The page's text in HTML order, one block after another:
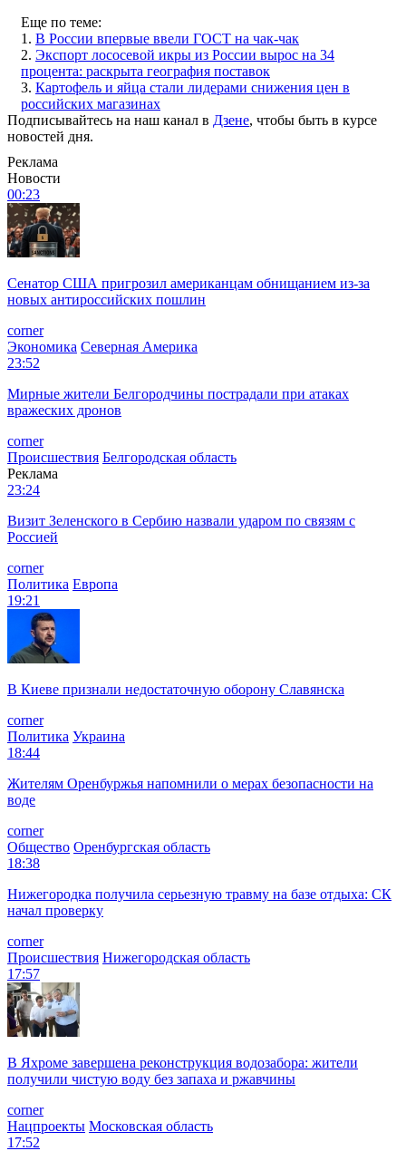
Еще по теме:
1. В России впервые ввели ГОСТ на чак-чак
2. Экспорт лососевой икры из России вырос на 34
процента: раскрыта география поставок
3. Картофель и яйца стали лидерами снижения цен в
российских магазинах
Подписывайтесь на наш канал в Дзене, чтобы быть в курсе
новостей дня.
Реклама
Новости
00:23
Сенатор США пригрозил американцам обнищанием из-за
новых антироссийских пошлин
corner
Экономика Северная Америка
23:52
Мирные жители Белгородчины пострадали при атаках
вражеских дронов
corner
Происшествия Белгородская область
Реклама
23:24
Визит Зеленского в Сербию назвали ударом по связям с
Россией
corner
Политика Европа
19:21
В Киеве признали недостаточную оборону Славянска
corner
Политика Украина
18:44
Жителям Оренбуржья напомнили о мерах безопасности на
воде
corner
Общество Оренбургская область
18:38
Нижегородка получила серьезную травму на базе отдыха: СК
начал проверку
corner
Происшествия Нижегородская область
17:57
В Яхроме завершена реконструкция водозабора: жители
получили чистую воду без запаха и ржавчины
corner
Нацпроекты Московская область
17:52